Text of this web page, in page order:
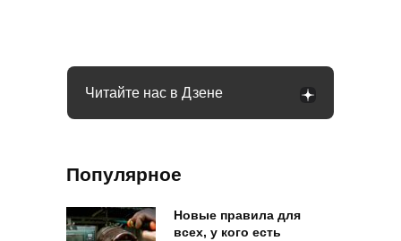
Читайте нас в Дзене
Популярное
Новые правила для
всех, у кого есть